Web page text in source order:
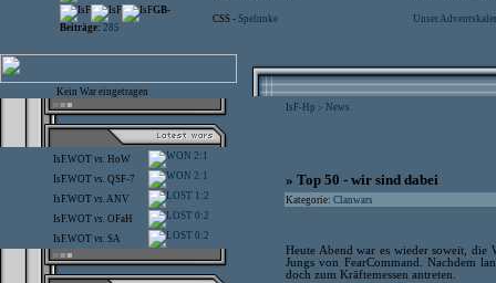
GB-
Beiträge: 285
CSS - Spelunke Unser
Kein War eingetragen
IsF.WOT vs. HoW 2:1
IsF.WOT vs. QSF-7 2:1
IsF.WOT vs.ANV 1:2
IsF.WOT vs. OFaH 0:2
IsF.WOT vs. SA 0:2
IsF-Hp > News
» Top 50 - wir sind dabei
Kategorie: Clanwars
Heute Abend war es wieder soweit,
Jungs von FearCommand. Nachdem
doch zum Kräftemessen antreten.